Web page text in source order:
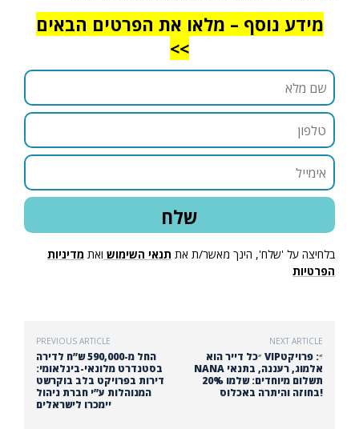
מידע נוסף – מלאו את הפרטים הבאים
>>
בלחיצה על 'שלח', הינך מאשר/ת את תנאי השימוש ואת מדיניות
הפרטיות
PREVIOUS ARTICLE
החל מ-590,000 ש”ח לדירה
בסטנדרט מלונאי-בינלאומי:
דירות בפרויקט בלב בוקרשט
המנוהלות ע”י חברת ניהול
יימכרו לישראלים
NEXT ARTICLE
״כל דייר הוא VIP״: פרויקט
NANA אלמוג, רעננה, בתנאי
תשלום מיוחדים: שלמו 20%
בחוזה והיתרה באכלוס!